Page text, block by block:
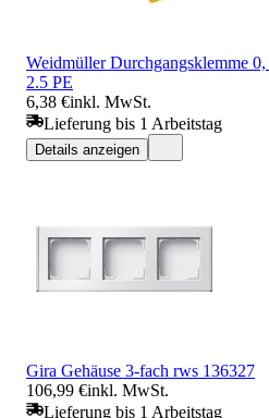
Weidmüller Durchgangsklemme
2.5 PE
6,38 €inkl. MwSt.
Lieferung bis 1 Arbeitstag
Details anzeigen
Gira Gehäuse 3-fach rws 136327
106,99 €inkl. MwSt.
Lieferung bis 1 Arbeitstag